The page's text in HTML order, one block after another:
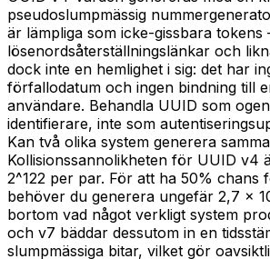
pseudoslumpmässig
är lämpliga som icke-gissbara
lösenordsåterställningslänkar och
dock inte en hemlighet i sig: det har
förfallodatum och ingen bindning till
användare. Behandla UUID som
identifierare, inte som
Kan två olika system generera
Kollisionssannolikheten för UUID v4
2^122 per par. För att ha 50% chans
behöver du generera ungefär 2,7 ×
bortom vad något verkligt system
och v7 bäddar dessutom in en
slumpmässiga bitar, vilket gör